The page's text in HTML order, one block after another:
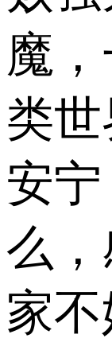
魔
类
安
么
家